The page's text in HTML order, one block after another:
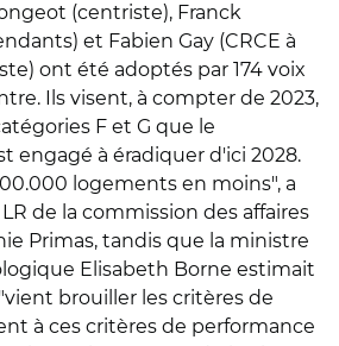
(centriste), Franck
et Fabien Gay (CRCE à
ont été adoptés par 174 voix
Ils visent, à compter de 2023,
F et G que le
engagé à éradiquer d'ici 2028.
logements en moins", a
de la commission des affaires
Primas, tandis que la ministre
Elisabeth Borne estimait
brouiller les critères de
à ces critères de performance